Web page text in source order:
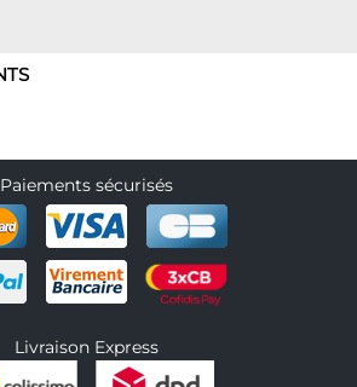
Paiements sécurisés
Livraison Express